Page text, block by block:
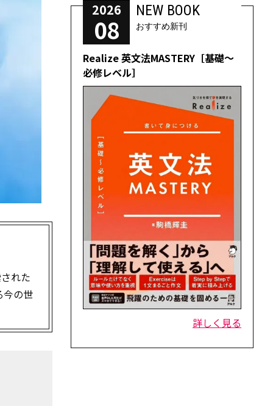
れた
今の世
2026
08
NEW BOOK
おすすめ新刊
Realize 英文法MASTERY［基礎～
必修レベル］
詳しく見る